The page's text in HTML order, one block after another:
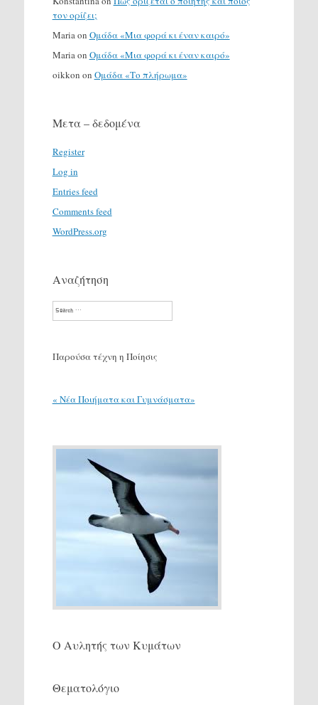
τον ορίζει;
Maria on Ομάδα «Μια φορά κι έναν καιρό»
Maria on Ομάδα «Μια φορά κι έναν καιρό»
oikkon on Ομάδα «Το πλήρωμα»
Μετα – δεδομένα
Register
Log in
Entries feed
Comments feed
WordPress.org
Αναζήτηση
Search
Παρούσα τέχνη η Ποίησις
« Νέα Ποιήματα και Γυμνάσματα»
Ο Αυλητής των Κυμάτων
Θεματολόγιο